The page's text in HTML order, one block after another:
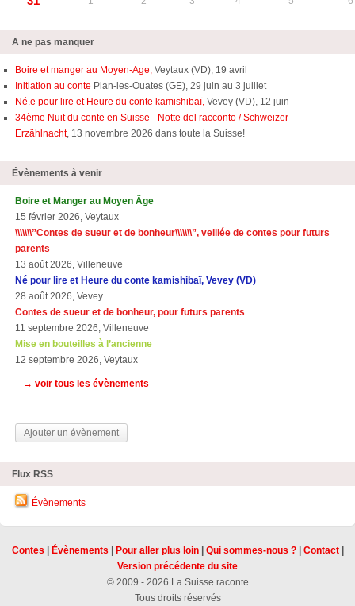
A ne pas manquer
Boire et manger au Moyen-Age, Veytaux (VD), 19 avril
Initiation au conte Plan-les-Ouates (GE), 29 juin au 3 juillet
Né.e pour lire et Heure du conte kamishibaï, Vevey (VD), 12 juin
34ème Nuit du conte en Suisse - Notte del racconto / Schweizer
Erzählnacht, 13 novembre 2026 dans toute la Suisse!
Évènements à venir
Boire et Manger au Moyen Âge
15 février 2026, Veytaux
\\\\\\\”Contes de sueur et de bonheur\\\\\\\”, veillée de contes pour futurs
parents
13 août 2026, Villeneuve
Né pour lire et Heure du conte kamishibaï, Vevey (VD)
28 août 2026, Vevey
Contes de sueur et de bonheur, pour futurs parents
11 septembre 2026, Villeneuve
Mise en bouteilles à l’ancienne
12 septembre 2026, Veytaux
→ voir tous les évènements
Ajouter un évènement
Flux RSS
Évènements
Contes Évènements Pour aller plus loin| Qui sommes-nous ?| Contact|
Version précédente du site
© 2009 - 2026 La Suisse raconte
Tous droits réservés